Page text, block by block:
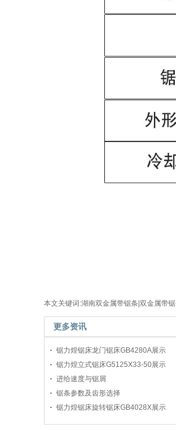
本文关键词:湖南双金属带锯条|双金属带
更多资讯
锯力煌锯床龙门锯床GB4280A展示
锯力煌立式锯床G5125X33-50展示
进给速度与锯屑
锯条参数及齿形选择
锯力煌锯床旋转锯床GB4028X展示